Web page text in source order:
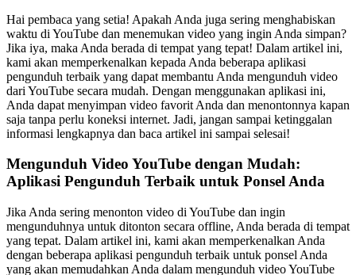
Hai pembaca yang setia! Apakah Anda juga sering menghabiskan
waktu di YouTube dan menemukan video yang ingin Anda simpan?
Jika iya, maka Anda berada di tempat yang tepat! Dalam artikel ini,
kami akan memperkenalkan kepada Anda beberapa aplikasi
pengunduh terbaik yang dapat membantu Anda mengunduh video
dari YouTube secara mudah. Dengan menggunakan aplikasi ini,
Anda dapat menyimpan video favorit Anda dan menontonnya kapan
saja tanpa perlu koneksi internet. Jadi, jangan sampai ketinggalan
informasi lengkapnya dan baca artikel ini sampai selesai!
Mengunduh Video YouTube dengan Mudah:
Aplikasi Pengunduh Terbaik untuk Ponsel Anda
Jika Anda sering menonton video di YouTube dan ingin
mengunduhnya untuk ditonton secara offline, Anda berada di tempat
yang tepat. Dalam artikel ini, kami akan memperkenalkan Anda
dengan beberapa aplikasi pengunduh terbaik untuk ponsel Anda
yang akan memudahkan Anda dalam mengunduh video YouTube